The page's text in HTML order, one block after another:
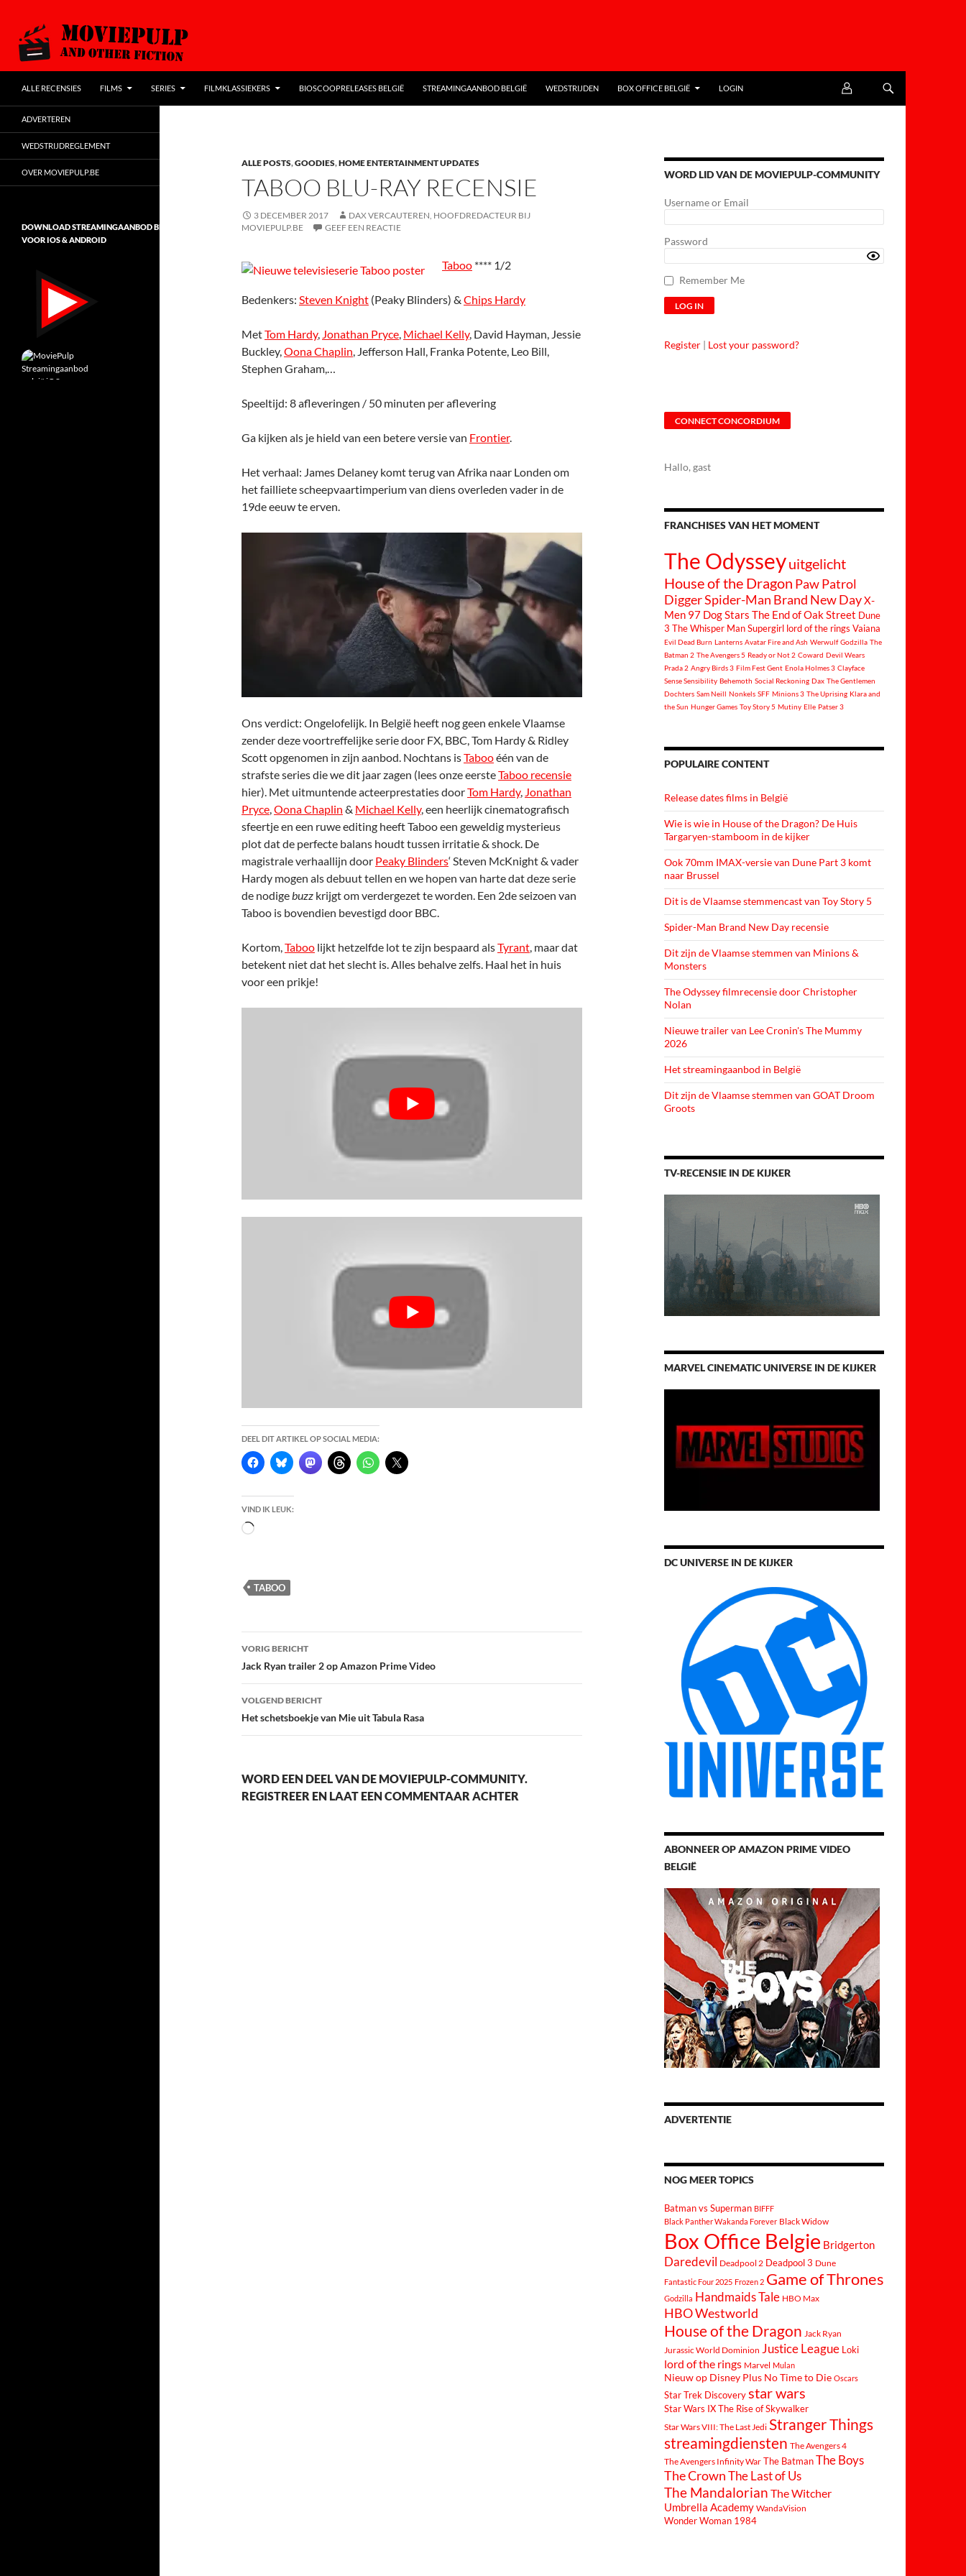
MoviePulp
ALLE RECENSIES
FILMS SERIES FILMKLASSIEKERS BIOSCOOPRELEASES BELGIË STREAMINGAANBOD BELGIË WEDSTRIJDEN BOX OFFICE BELGIË LOGIN
ALLE POSTS,GOODIES,HOME ENTERTAINMENT UPDATES
TABOO BLU-RAY RECENSIE
3 DECEMBER 2017
DAX VERCAUTEREN, HOOFDREDACTEUR BIJ
MOVIEPULP.BE
GEEF EEN REACTIE
Taboo **** 1/2
Bedenkers: Steven Knight (Peaky Blinders) & Chips Hardy
MetTom Hardy, Jonathan Pryce, Michael Kelly, David Hayman, Jessie
Buckley,Oona Chaplin, Jefferson Hall, Franka Potente, Leo Bill,
Stephen Graham,…
Speeltijd: 8 afleveringen / 50 minuten per aflevering
Ga kijken als je hield van een betere versie van Frontier.
Het verhaal: James Delaney komt terug van Afrika naar Londen om
het failliete scheepvaartimperium van diens overleden vader in de
19de eeuw te erven.
Ons verdict: Ongelofelijk. In België heeft nog geen enkele Vlaamse
zender deze voortreffelijke serie door FX, BBC, Tom Hardy & Ridley
Scott opgenomen in zijn aanbod. Nochtans isTabooéén van de
strafste series die we dit jaar zagen (lees onze eersteTaboo recensie
hier). Met uitmuntende acteerprestaties doorTom Hardy, Jonathan
Pryce,Oona Chaplin & Michael Kelly, een heerlijk cinematografisch
sfeertje en een ruwe editing heeft Taboo een geweldig mysterieus
plot dat de perfecte balans houdt tussen irritatie & shock. De
magistrale verhaallijn door Peaky Blinders‘ Steven McKnight & vader
Hardy mogen als debuut tellen en we hopen van harte dat deze serie
de nodigebuzz krijgt om verdergezet te worden. Een 2de seizoen van
Taboo is bovendien bevestigd door BBC.
Kortom,Taboo lijkt hetzelfde lot te zijn bespaard alsTyrant, maar dat
betekent niet dat het slecht is. Alles behalve zelfs. Haal het in huis
voor een prikje!
DEEL DIT ARTIKEL OP SOCIAL MEDIA:
VIND IK LEUK:
Bezig
TABOO
Berichtnavigatie
VORIG BERICHT
Jack Ryan trailer 2 op Amazon Prime Video
VOLGEND BERICHT
Het schetsboekje van Mie uit Tabula Rasa
WORD EEN DEEL VAN DE MOVIEPULP-COMMUNITY.
REGISTREER EN LAAT EEN COMMENTAAR ACHTER
WORD LID VAN DE MOVIEPULP-COMMUNITY
Username or Email
Password
Remember Me
Register | Lost your password?
CONNECT CONCORDIUM
Hallo, gast
FRANCHISES VAN HET MOMENT
The Odysseyuitgelicht
House of the Dragon Paw Patrol
DiggerSpider-Man Brand New DayX-
Men 97 Dog Stars The End of Oak Street Dune
3 The Whisper Man Supergirl lord of the rings Vaiana
Evil Dead Burn Lanterns Avatar Fire and Ash Werwulf Godzilla The
Batman 2 The Avengers 5 Ready or Not 2 Coward Devil Wears
Prada 2 Angry Birds 3 Film Fest Gent Enola Holmes 3 Clayface
Sense Sensibility Behemoth Social Reckoning Dax The Gentlemen
Dochters Sam Neill Nonkels SFF Minions 3 The Uprising Klara and
the Sun Hunger Games Toy Story 5 Mutiny Elle Patser 3
POPULAIRE CONTENT
Release dates films in België
Wie is wie in House of the Dragon? De Huis
Targaryen-stamboom in de kijker
Ook 70mm IMAX-versie van Dune Part 3 komt
naar Brussel
Dit is de Vlaamse stemmencast van Toy Story 5
Spider-Man Brand New Day recensie
Dit zijn de Vlaamse stemmen van Minions &
Monsters
The Odyssey filmrecensie door Christopher
Nolan
Nieuwe trailer van Lee Cronin's The Mummy
2026
Het streamingaanbod in België
Dit zijn de Vlaamse stemmen van GOAT Droom
Groots
TV-RECENSIE IN DE KIJKER
MARVEL CINEMATIC UNIVERSE IN DE KIJKER
DC UNIVERSE IN DE KIJKER
ABONNEER OP AMAZON PRIME VIDEO
BELGIË
ADVERTENTIE
NOG MEER TOPICS
Batman vs Superman BIFFF
Black Panther Wakanda Forever Black Widow
Box Office Belgie Bridgerton
Daredevil Deadpool 2 Deadpool 3 Dune
Fantastic Four 2025 Frozen 2 Game of Thrones
Godzilla Handmaids Tale HBO Max
HBO Westworld
House of the Dragon Jack Ryan
Jurassic World Dominion Justice League Loki
lord of the rings Marvel Mulan
Nieuw op Disney Plus No Time to Die Oscars
Star Trek Discovery star wars
Star Wars IX The Rise of Skywalker
Star Wars VIII: The Last Jedi Stranger Things
streamingdiensten The Avengers 4
The Avengers Infinity War The BatmanThe Boys
The CrownThe Last of Us
The Mandalorian The Witcher
Umbrella Academy WandaVision
Wonder Woman 1984
ADVERTEREN
WEDSTRIJDREGLEMENT
OVER MOVIEPULP.BE
DOWNLOAD STREAMINGAANBOD BELGIË
VOOR IOS & ANDROID